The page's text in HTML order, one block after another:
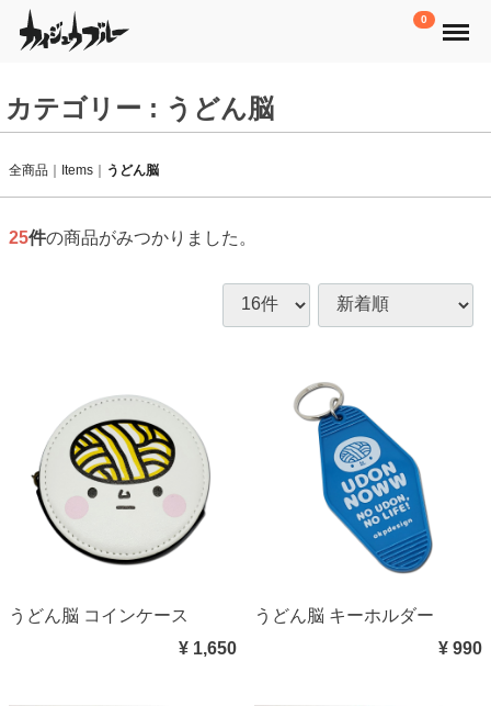
0 Menu
カテゴリー : うどん脳
全商品 Items うどん脳
25件の商品がみつかりました。
うどん脳 コインケース
¥ 1,650
うどん脳 キーホルダー
¥ 990